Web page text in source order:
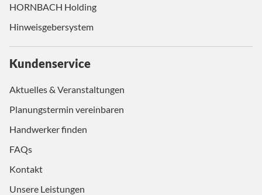
HORNBACH Holding
Hinweisgebersystem
Kundenservice
Aktuelles & Veranstaltungen
Planungstermin vereinbaren
Handwerker finden
FAQs
Kontakt
Unsere Leistungen